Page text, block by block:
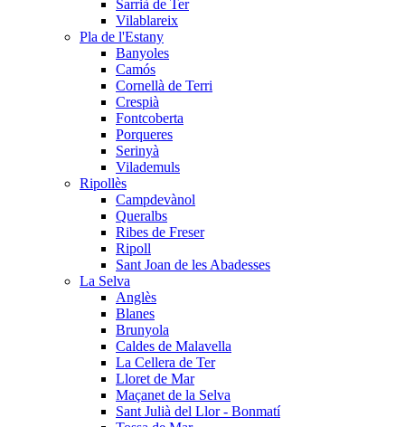
Sarrià de Ter
Vilablareix
Pla de l'Estany
Banyoles
Camós
Cornellà de Terri
Crespià
Fontcoberta
Porqueres
Serinyà
Vilademuls
Ripollès
Campdevànol
Queralbs
Ribes de Freser
Ripoll
Sant Joan de les Abadesses
La Selva
Anglès
Blanes
Brunyola
Caldes de Malavella
La Cellera de Ter
Lloret de Mar
Maçanet de la Selva
Sant Julià del Llor - Bonmatí